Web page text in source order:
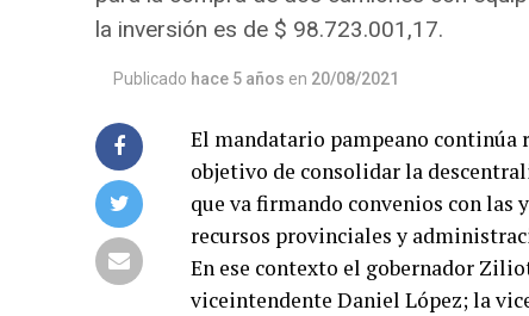
la inversión es de $ 98.723.001,17.
Publicado hace 5 años en 20/08/2021
El mandatario pampeano
objetivo de consolidar la
que va firmando convenios con las
recursos provinciales y
En ese contexto el gobernador
viceintendente Daniel López; la